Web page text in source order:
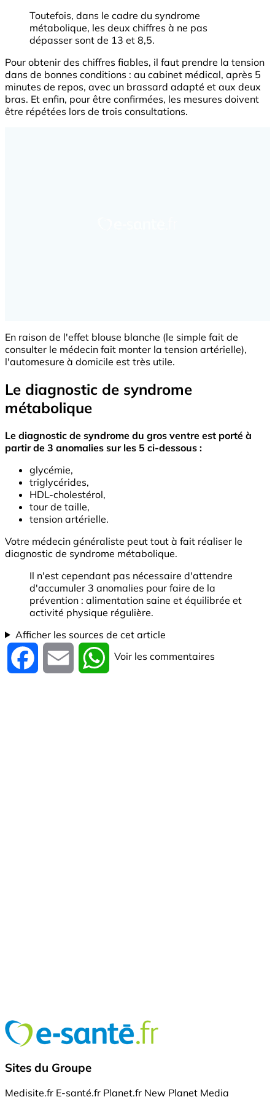
Toutefois, dans le cadre du syndrome
métabolique, les deux chiffres à ne pas
dépasser sont de 13 et 8,5.
Pour obtenir des chiffres fiables, il faut prendre la tension
dans de bonnes conditions : au cabinet médical, après 5
minutes de repos, avec un brassard adapté et aux deux
bras. Et enfin, pour être confirmées, les mesures doivent
être répétées lors de trois consultations.
En raison de l'effet blouse blanche (le simple fait de
consulter le médecin fait monter la tension artérielle),
l'automesure à domicile est très utile.
Le diagnostic de syndrome
métabolique
Le diagnostic de syndrome du gros ventre est porté à
partir de 3 anomalies sur les 5 ci-dessous :
glycémie,
triglycérides,
HDL-cholestérol,
tour de taille,
tension artérielle.
Votre médecin généraliste peut tout à fait réaliser le
diagnostic de syndrome métabolique.
Il n'est cependant pas nécessaire d'attendre
d'accumuler 3 anomalies pour faire de la
prévention : alimentation saine et équilibrée et
activité physique régulière.
Afficher les sources de cet article
Facebook Email WhatsApp
Voir les commentaires
Sites du Groupe
Medisite.fr E-santé.fr Planet.fr New Planet Media